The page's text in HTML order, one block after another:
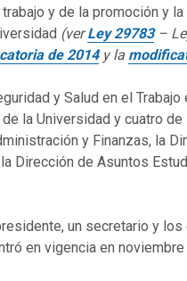
y de la promoción y
(ver Ley 29783–
de 2014 y la
y Salud en el
la Universidad y cuatro
y Finanzas, la
Dirección de Asuntos
un secretario y
en vigencia en